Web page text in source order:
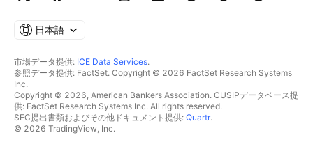
日本語
市場データ提供: ICE Data Services.
参照データ提供: FactSet. Copyright © 2026 FactSet Research Systems
Inc.
Copyright © 2026, American Bankers Association. CUSIPデータベース提
供: FactSet Research Systems Inc. All rights reserved.
SEC提出書類およびその他ドキュメント提供: Quartr.
© 2026 TradingView, Inc.